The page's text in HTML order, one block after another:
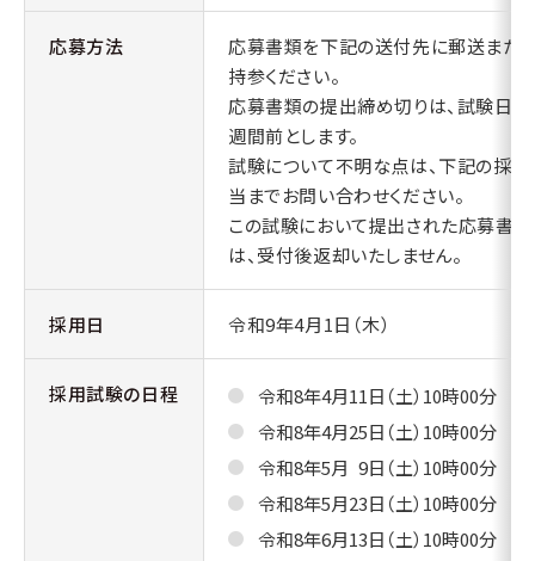
応募方法
応募書類を下記の送付先に郵送また
持参ください。
応募書類の提出締め切りは、試験日の
週間前とします。
試験について不明な点は、下記の採
当までお問い合わせください。
この試験において提出された応募書
は、受付後返却いたしません。
採用日 令和9年4月1日（木）
採用試験の日程
令和8年4月11日（土）10時00分
令和8年4月25日（土）10時00分
令和8年5月 9日（土）10時00分
令和8年5月23日（土）10時00分
令和8年6月13日（土）10時00分